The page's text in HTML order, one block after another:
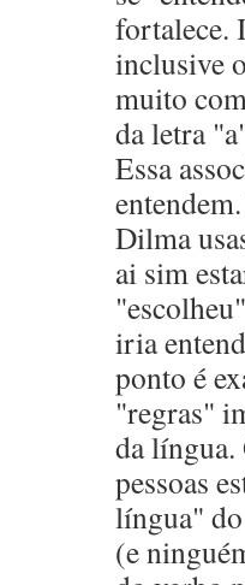
fortalece.
inclusive
muito
da letra
Essa
Dilma
ai sim
iria
ponto é
"regras"
da língua.
pessoas
língua"
(e